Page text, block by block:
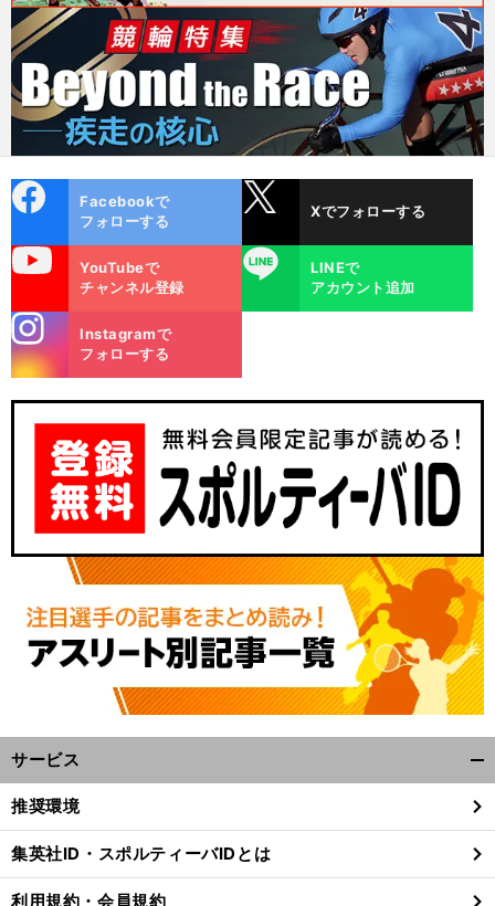
ok
Facebookで
フォローする
Xでフォローする
YouTubeで
チャンネル登録
LINE
LINEで
アカウント追加
m
Instagramで
フォローする
サービス
閉
る
推奨環境
集英社ID・スポルティーバIDとは
利用規約・会員規約